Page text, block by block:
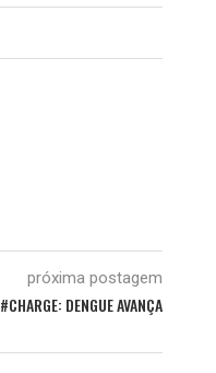
próxima postagem
#CHARGE: DENGUE AVANÇA